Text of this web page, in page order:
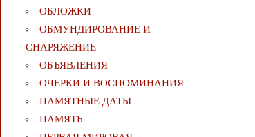
ОБЛОЖКИ
ОБМУНДИРОВАНИЕ И
СНАРЯЖЕНИЕ
ОБЪЯВЛЕНИЯ
ОЧЕРКИ И ВОСПОМИНАНИЯ
ПАМЯТНЫЕ ДАТЫ
ПАМЯТЬ